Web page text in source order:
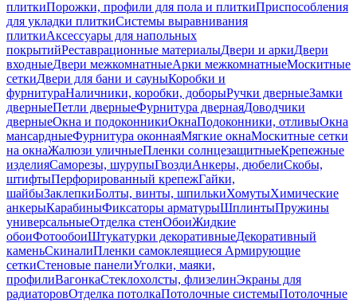
плиткиПорожки, профили для пола и плиткиПриспособления
для укладки плиткиСистемы выравнивания
плиткиАксессуары для напольных
покрытийРеставрационные материалыДвери и аркиДвери
входныеДвери межкомнатныеАрки межкомнатныеМоскитные
сеткиДвери для бани и сауныКоробки и
фурнитураНаличники, коробки, доборыРучки дверныеЗамки
дверныеПетли дверныеФурнитура двернаяДоводчики
дверныеОкна и подоконникиОкнаПодоконники, отливыОкна
мансардныеФурнитура оконнаяМягкие окнаМоскитные сетки
на окнаЖалюзи уличныеПленки солнцезащитныеКрепежные
изделияСаморезы, шурупыГвоздиАнкеры, дюбелиСкобы,
штифтыПерфорированный крепежГайки,
шайбыЗаклепкиБолты, винты, шпилькиХомутыХимические
анкерыКарабиныФиксаторы арматурыШплинтыПружины
универсальныеОтделка стенОбоиЖидкие
обоиФотообоиШтукатурки декоративныеДекоративный
каменьСкиналиПленки самоклеящиеся Армирующие
сеткиСтеновые панелиУголки, маяки,
профилиВагонкаСтеклохолсты, флизелинЭкраны для
радиаторовОтделка потолкаПотолочные системыПотолочные